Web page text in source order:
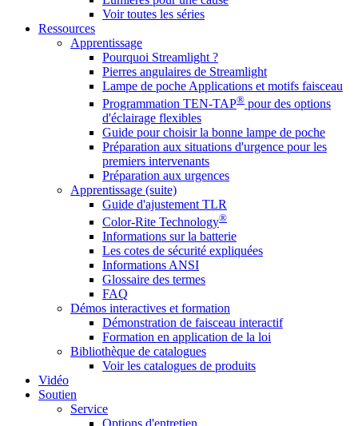
Voir toutes les séries
Ressources
Apprentissage
Pourquoi Streamlight ?
Pierres angulaires de Streamlight
Lampe de poche Applications et motifs faisceau
Programmation TEN-TAP® pour des options
d'éclairage flexibles
Guide pour choisir la bonne lampe de poche
Préparation aux situations d'urgence pour les
premiers intervenants
Préparation aux urgences
Apprentissage (suite)
Guide d'ajustement TLR
Color-Rite Technology®
Informations sur la batterie
Les cotes de sécurité expliquées
Informations ANSI
Glossaire des termes
FAQ
Démos interactives et formation
Démonstration de faisceau interactif
Formation en application de la loi
Bibliothèque de catalogues
Voir les catalogues de produits
Vidéo
Soutien
Service